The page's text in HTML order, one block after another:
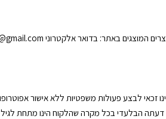
מתחת לגיל 18 או אינו כשיר לבצע פעולות משפטיות מחייבות.